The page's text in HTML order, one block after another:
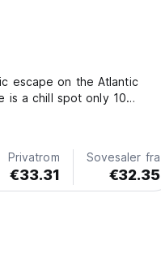
escape on the Atlantic
is a chill spot only 10
Privatrom
€33.31
Sovesaler fra
€32.35